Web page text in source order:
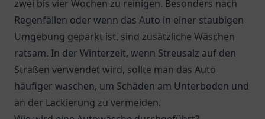
zwei bis vier Wochen zu reinigen. Besonders nach
Regenfällen oder wenn das Auto in einer staubigen
Umgebung geparkt ist, sind zusätzliche Wäschen
ratsam. In der Winterzeit, wenn Streusalz auf den
Straßen verwendet wird, sollte man das Auto
häufiger waschen, um Schäden am Unterboden und
an der Lackierung zu vermeiden.